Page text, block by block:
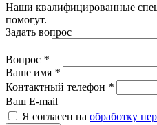
Наши квалифицированные
помогут.
Задать вопрос
Вопрос *
Ваше имя *
Контактный телефон *
Ваш E-mail
Я согласен на обработку